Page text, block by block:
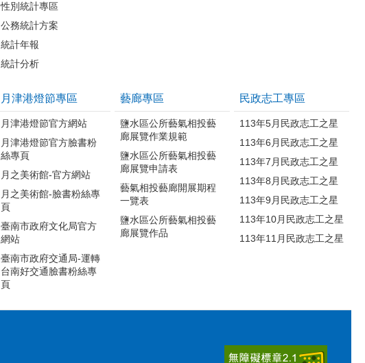
性別統計專區
公務統計方案
統計年報
統計分析
月津港燈節專區
月津港燈節官方網站
月津港燈節官方臉書粉
絲專頁
月之美術館-官方網站
月之美術館-臉書粉絲專
頁
臺南市政府文化局官方
網站
臺南市政府交通局-運轉
台南好交通臉書粉絲專
頁
藝廊專區
鹽水區公所藝氣相投藝
廊展覽作業規範
鹽水區公所藝氣相投藝
廊展覽申請表
藝氣相投藝廊開展期程
一覽表
鹽水區公所藝氣相投藝
廊展覽作品
民政志工專區
113年5月民政志工之星
113年6月民政志工之星
113年7月民政志工之星
113年8月民政志工之星
113年9月民政志工之星
113年10月民政志工之星
113年11月民政志工之星